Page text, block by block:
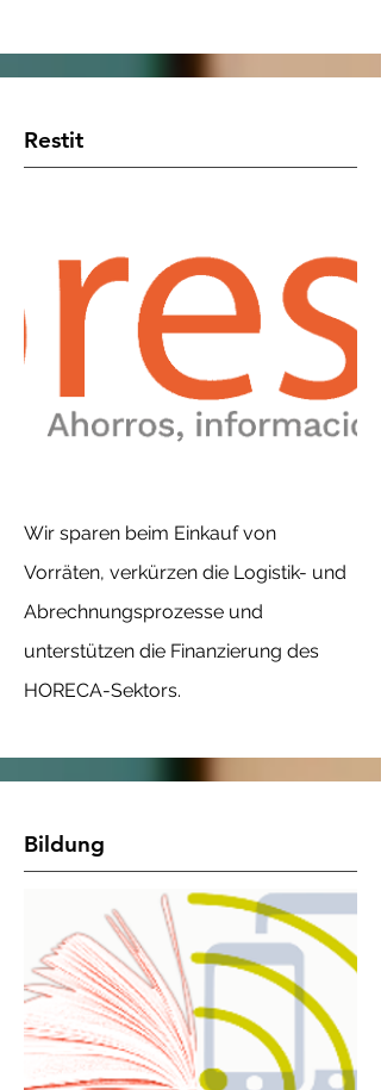
Restit
Wir sparen beim Einkauf von
Vorräten, verkürzen die Logistik- und
Abrechnungsprozesse und
unterstützen die Finanzierung des
HORECA-Sektors.
Bildung